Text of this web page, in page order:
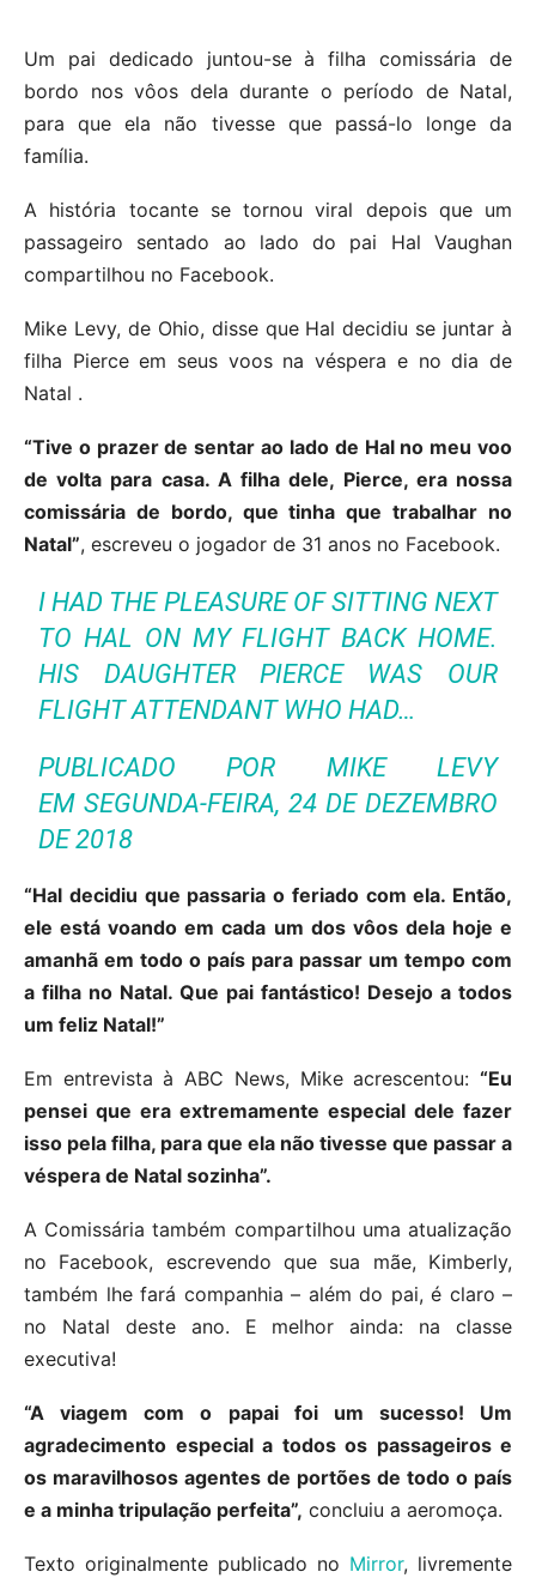
Um pai dedicado juntou-se à filha comissária de
bordo nos vôos dela durante o período de Natal,
para que ela não tivesse que passá-lo longe da
família.
A história tocante se tornou viral depois que um
passageiro sentado ao lado do pai Hal Vaughan
compartilhou no Facebook.
Mike Levy, de Ohio, disse que Hal decidiu se juntar à
filha Pierce em seus voos na véspera e no dia de
Natal .
“Tive o prazer de sentar ao lado de Hal no meu voo
de volta para casa. A filha dele, Pierce, era nossa
comissária de bordo, que tinha que trabalhar no
Natal”, escreveu o jogador de 31 anos no Facebook.
I HAD THE PLEASURE OF SITTING NEXT
TO HAL ON MY FLIGHT BACK HOME.
HIS DAUGHTER PIERCE WAS OUR
FLIGHT ATTENDANT WHO HAD…
PUBLICADO POR MIKE LEVY
EMSEGUNDA-FEIRA, 24 DE DEZEMBRO
DE 2018
“Hal decidiu que passaria o feriado com ela. Então,
ele está voando em cada um dos vôos dela hoje e
amanhã em todo o país para passar um tempo com
a filha no Natal. Que pai fantástico! Desejo a todos
um feliz Natal!”
Em entrevista à ABC News, Mike acrescentou: “Eu
pensei que era extremamente especial dele fazer
isso pela filha, para que ela não tivesse que passar a
véspera de Natal sozinha”.
A Comissária também compartilhou uma atualização
no Facebook, escrevendo que sua mãe, Kimberly,
também lhe fará companhia – além do pai, é claro –
no Natal deste ano. E melhor ainda: na classe
executiva!
“A viagem com o papai foi um sucesso! Um
agradecimento especial a todos os passageiros e
os maravilhosos agentes de portões de todo o país
e a minha tripulação perfeita”, concluiu a aeromoça.
Texto originalmente publicado no Mirror, livremente